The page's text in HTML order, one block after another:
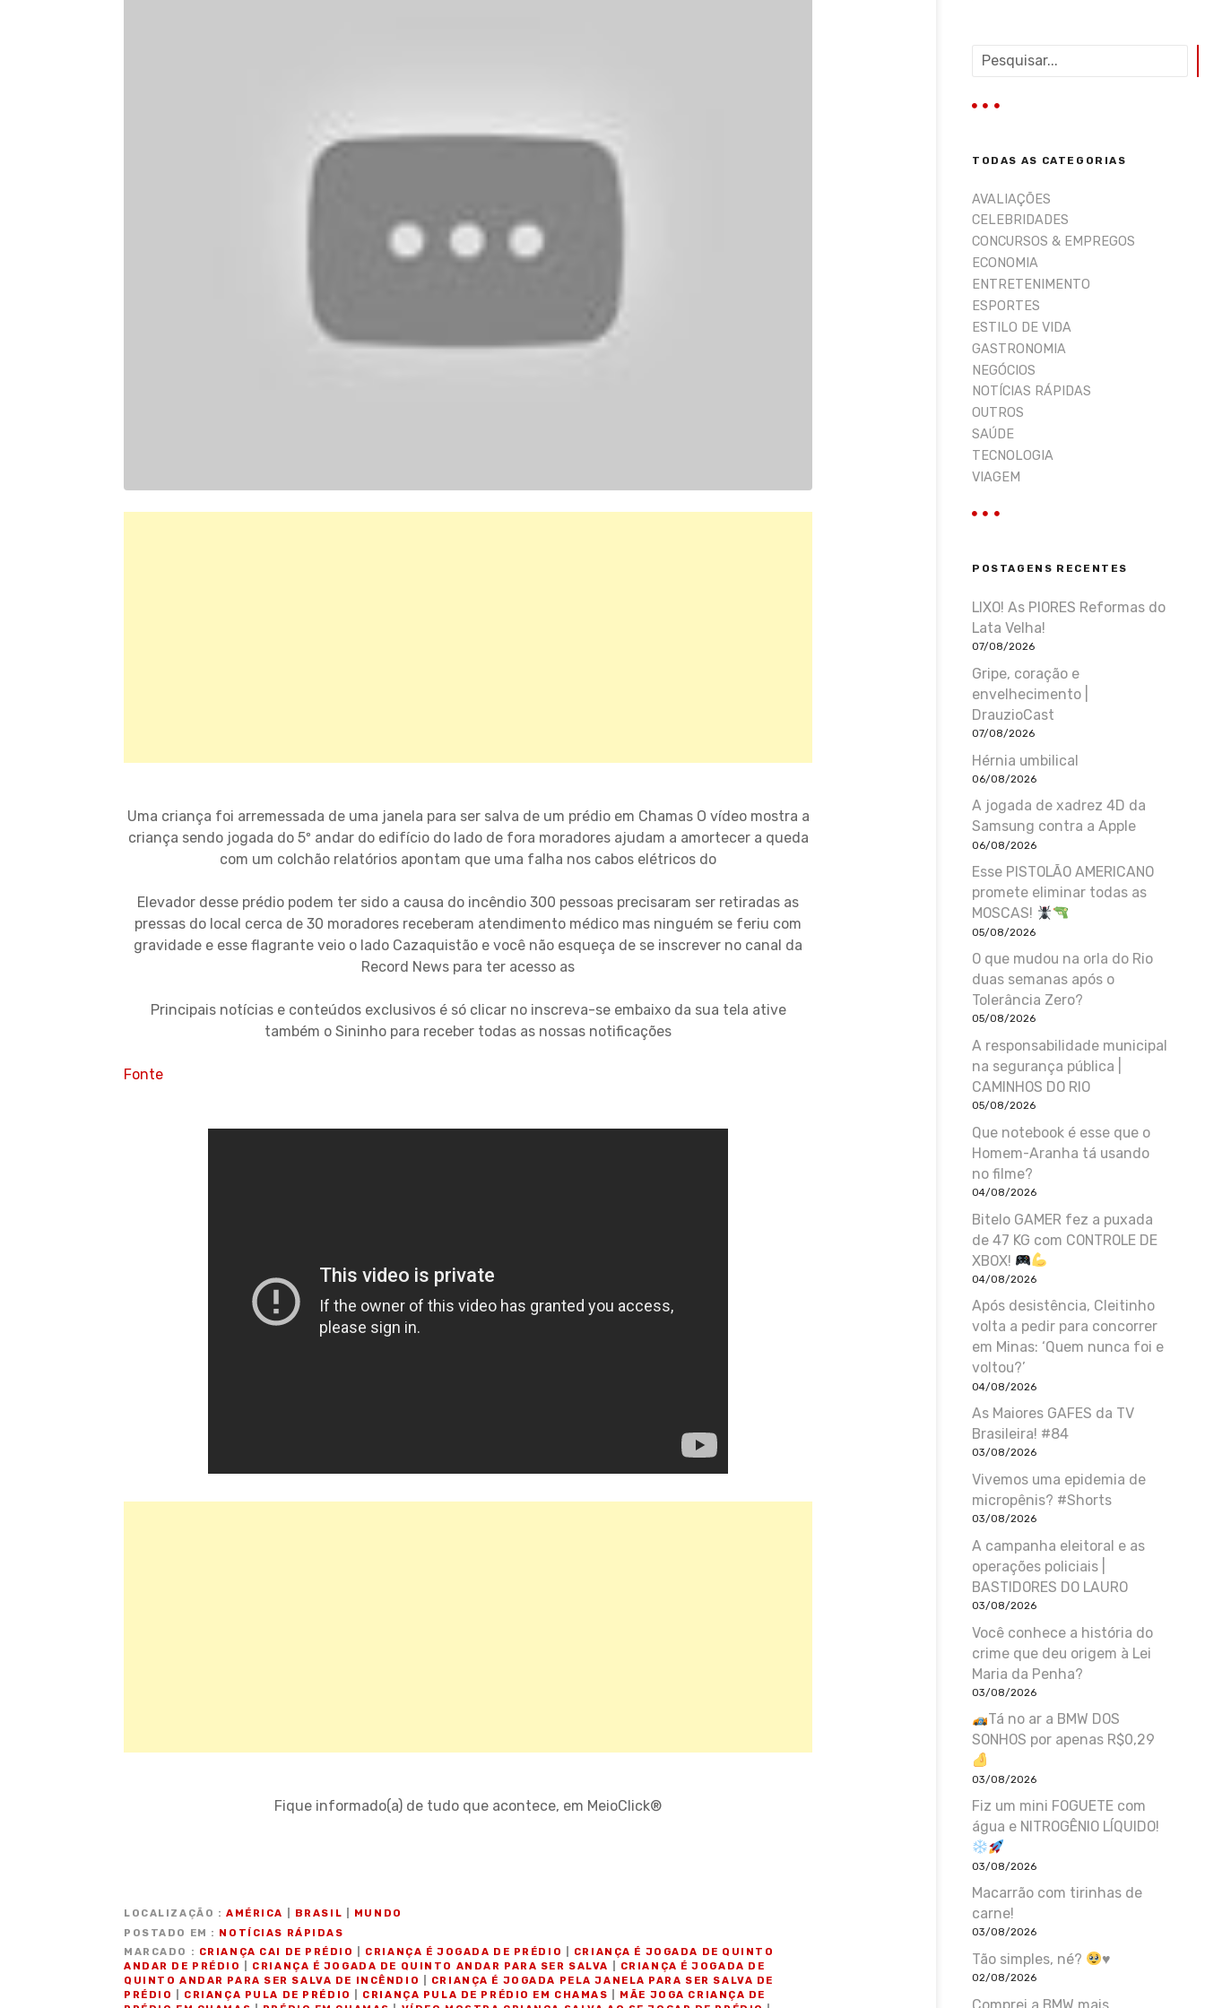
Uma criança foi arremessada de uma janela para ser salva de um prédio em Chamas O vídeo mostra a
criança sendo jogada do 5º andar do edifício do lado de fora moradores ajudam a amortecer a queda
com um colchão relatórios apontam que uma falha nos cabos elétricos do
Elevador desse prédio podem ter sido a causa do incêndio 300 pessoas precisaram ser retiradas as
pressas do local cerca de 30 moradores receberam atendimento médico mas ninguém se feriu com
gravidade e esse flagrante veio o lado Cazaquistão e você não esqueça de se inscrever no canal da
Record News para ter acesso as
Principais notícias e conteúdos exclusivos é só clicar no inscreva-se embaixo da sua tela ative
também o Sininho para receber todas as nossas notificações
Fonte
Fique informado(a) de tudo que acontece, em MeioClick®
LOCALIZAÇÃO AMÉRICA BRASIL
MUNDO
POSTADO EM
NOTÍCIAS RÁPIDAS
MARCADO
CRIANÇA CAI DE PRÉDIO CRIANÇA É JOGADA DE PRÉDIO
CRIANÇA É JOGADA DE QUINTO
ANDAR DE PRÉDIO
CRIANÇA É JOGADA DE QUINTO ANDAR PARA SER SALVA
CRIANÇA É JOGADA DE
QUINTO ANDAR PARA SER SALVA DE INCÊNDIO
CRIANÇA É JOGADA PELA JANELA PARA SER SALVA DE
PRÉDIO
CRIANÇA PULA DE PRÉDIO CRIANÇA PULA DE PRÉDIO EM CHAMAS
MÃE JOGA CRIANÇA DE
q
s
r
TODAS AS CATEGORIAS
AVALIAÇÕES
CELEBRIDADES
CONCURSOS & EMPREGOS
ECONOMIA
ENTRETENIMENTO
ESPORTES
ESTILO DE VIDA
GASTRONOMIA
NEGÓCIOS
NOTÍCIAS RÁPIDAS
OUTROS
SAÚDE
TECNOLOGIA
VIAGEM
POSTAGENS RECENTES
LIXO! As PIORES Reformas do
Lata Velha!
07/08/2026
Gripe, coração e
envelhecimento |
DrauzioCast
07/08/2026
Hérnia umbilical
06/08/2026
A jogada de xadrez 4D da
Samsung contra a Apple
06/08/2026
Esse PISTOLÃO AMERICANO
promete eliminar todas as
MOSCAS!
05/08/2026
O que mudou na orla do Rio
duas semanas após o
Tolerância Zero?
05/08/2026
A responsabilidade municipal
na segurança pública |
CAMINHOS DO RIO
05/08/2026
Que notebook é esse que o
Homem-Aranha tá usando
no filme?
04/08/2026
Bitelo GAMER fez a puxada
de 47 KG com CONTROLE DE
XBOX!
04/08/2026
Após desistência, Cleitinho
volta a pedir para concorrer
em Minas: ‘Quem nunca foi e
voltou?’
04/08/2026
As Maiores GAFES da TV
Brasileira! #84
03/08/2026
Vivemos uma epidemia de
micropênis? #Shorts
03/08/2026
A campanha eleitoral e as
operações policiais |
BASTIDORES DO LAURO
03/08/2026
Você conhece a história do
crime que deu origem à Lei
Maria da Penha?
03/08/2026
Tá no ar a BMW DOS
SONHOS por apenas R$0,29
03/08/2026
Fiz um mini FOGUETE com
água e NITROGÊNIO LÍQUIDO!
03/08/2026
Macarrão com tirinhas de
carne!
03/08/2026
Tão simples, né? ♥️
02/08/2026
Comprei a BMW mais